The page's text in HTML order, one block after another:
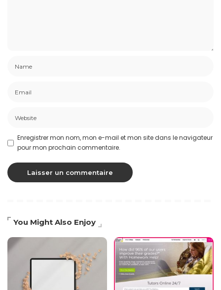
Enregistrer mon nom, mon e-mail et mon site dans le navigateur
pour mon prochain commentaire.
You Might Also Enjoy